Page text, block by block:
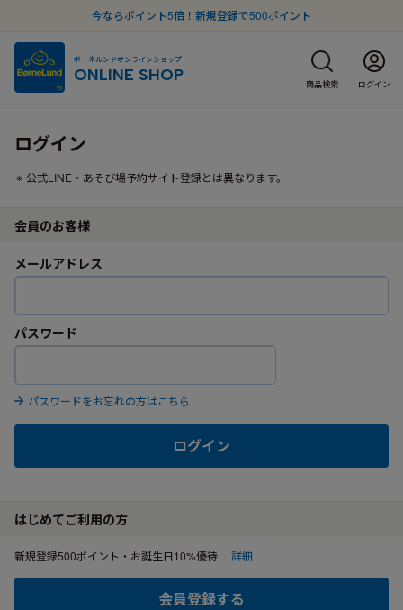
今ならポイント5倍！新規登録で500ポイント
ボーネルンドオンラインショップ
ONLINE SHOP 商品検索 ログイン
ログイン
公式LINE・あそび場予約サイト登録とは異なります。
会員のお客様
メールアドレス
パスワード
パスワードをお忘れの方はこちら
ログイン
はじめてご利用の方
新規登録500ポイント・お誕生日10%優待 詳細
会員登録する